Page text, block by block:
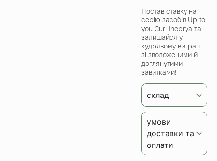
Постав ставку на
серію засобів Up to
you Curl Inebrya та
залишайся у
кудрявому виграші
зі зволоженими й
доглянутими
завитками!
склад
умови
доставки та
оплати